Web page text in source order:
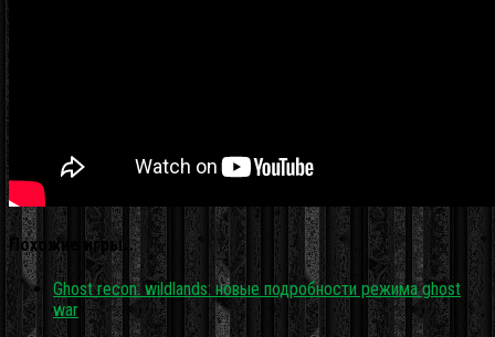
Похожие игры…
Ghost recon: wildlands: новые подробности режима ghost
war